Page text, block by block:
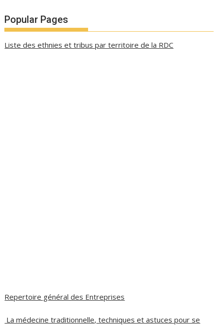
Popular Pages
Liste des ethnies et tribus par territoire de la RDC
Repertoire général des Entreprises
La médecine traditionnelle, techniques et astuces pour se